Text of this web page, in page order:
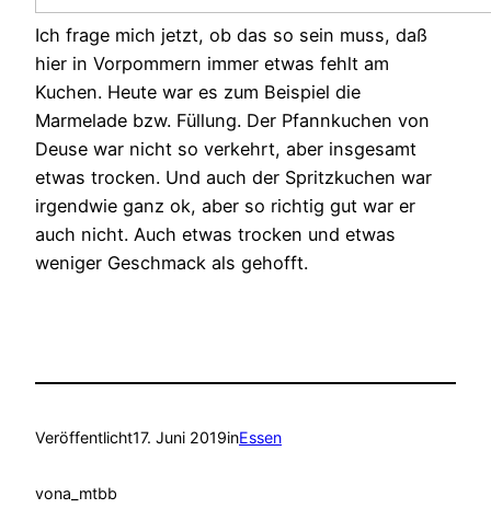
Ich frage mich jetzt, ob das so sein muss, daß
hier in Vorpommern immer etwas fehlt am
Kuchen. Heute war es zum Beispiel die
Marmelade bzw. Füllung. Der Pfannkuchen von
Deuse war nicht so verkehrt, aber insgesamt
etwas trocken. Und auch der Spritzkuchen war
irgendwie ganz ok, aber so richtig gut war er
auch nicht. Auch etwas trocken und etwas
weniger Geschmack als gehofft.
Veröffentlicht17. Juni 2019inEssen
vona_mtbb